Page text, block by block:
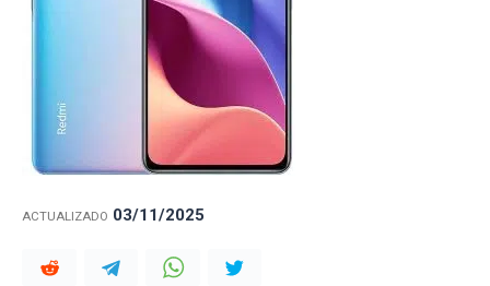
ACTUALIZADO 03/11/2025